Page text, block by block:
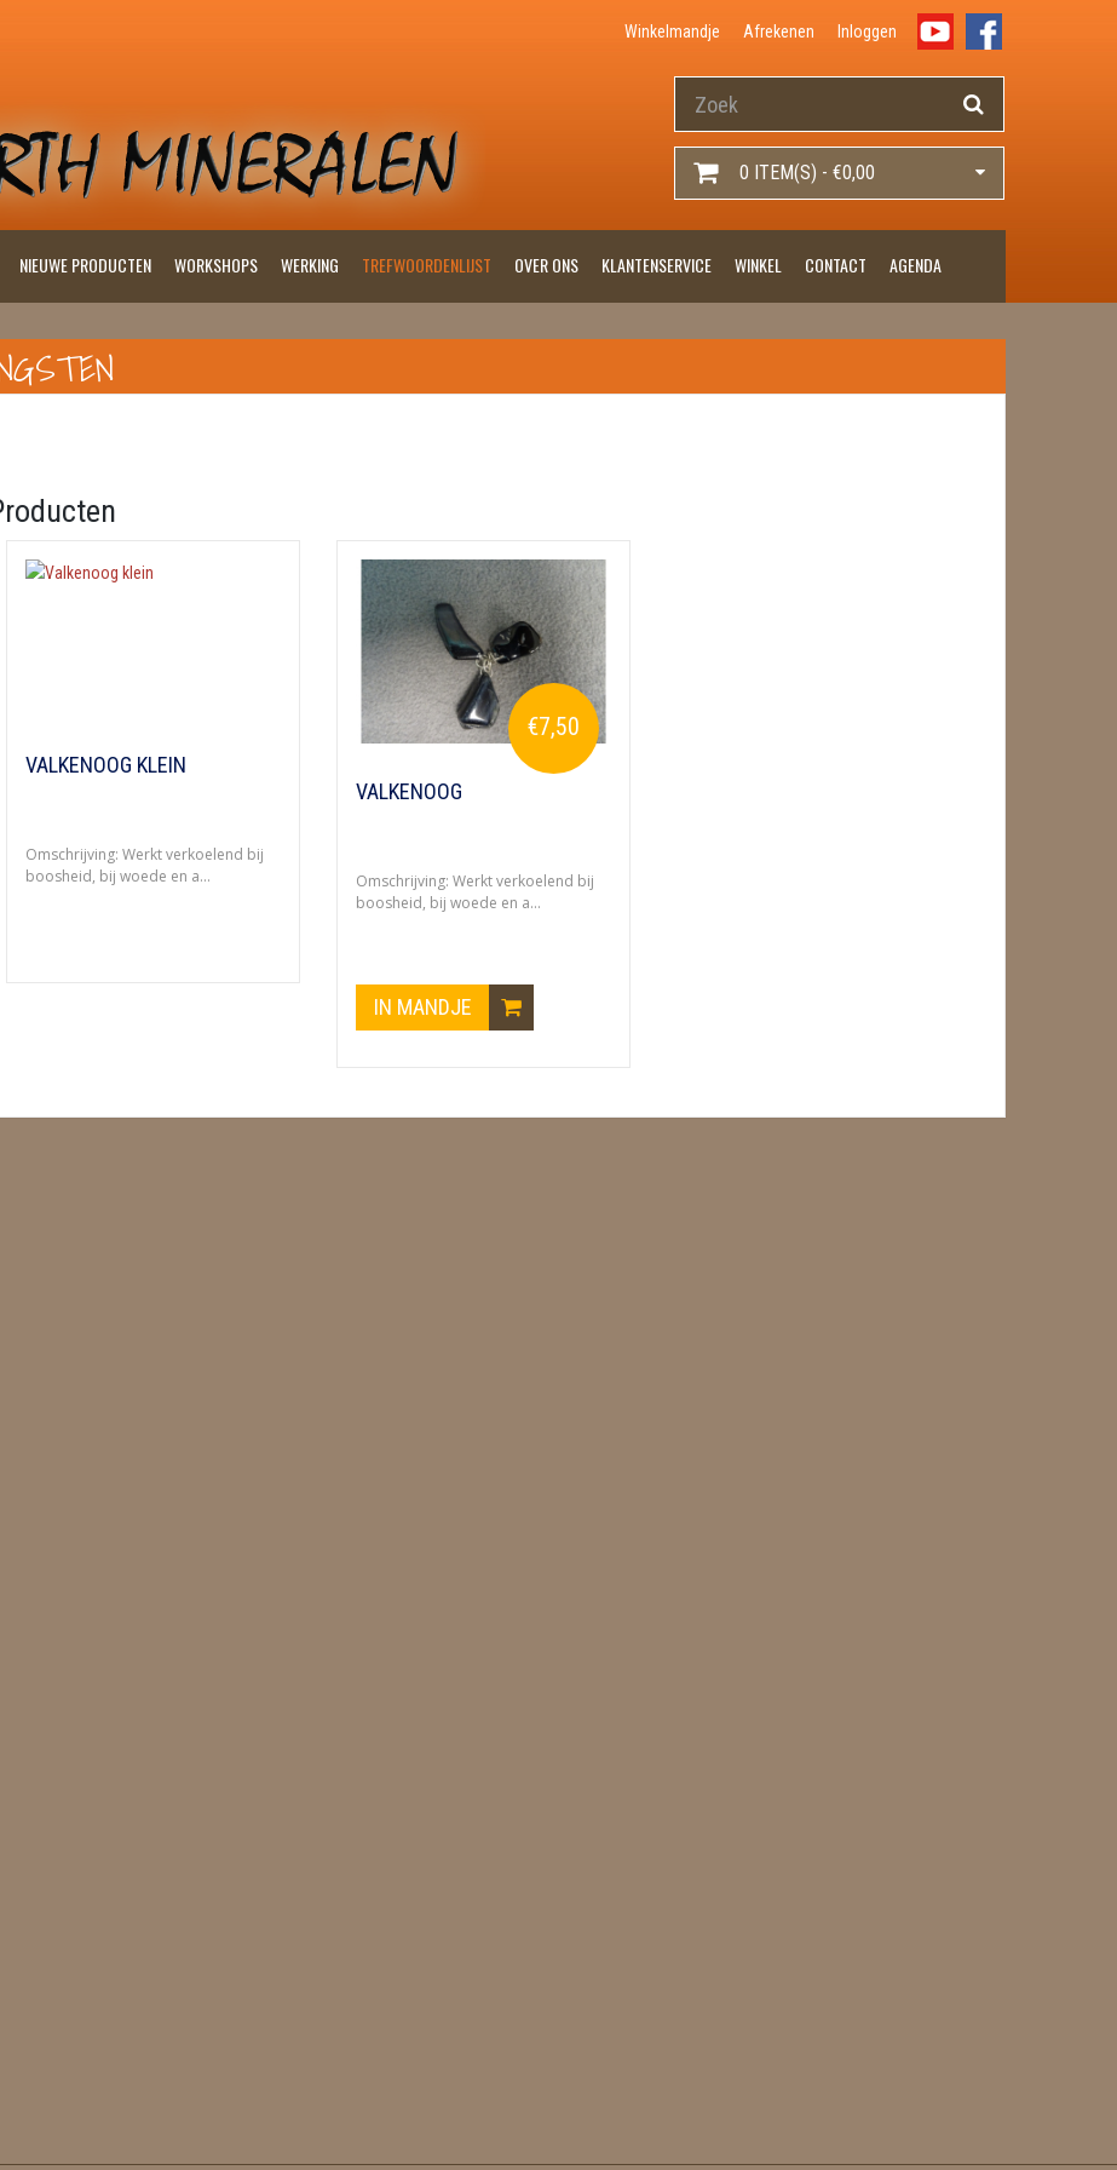
Winkelmandje Afrekenen Inloggen
0 ITEM(S) - €0,00
NIEUWE PRODUCTEN WORKSHOPS WERKING TREFWOORDENLIJST OVER ONS KLANTENSERVICE WINKEL CONTACT AGENDA
VALKENOOG KLEIN
Omschrijving: Werkt verkoelend bij
boosheid, bij woede en a...
€7,50
VALKENOOG
Omschrijving: Werkt verkoelend bij
boosheid, bij woede en a...
IN MANDJE